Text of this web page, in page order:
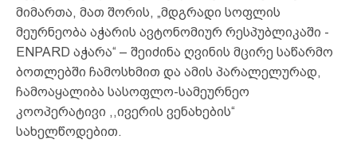
მიმართა, მათ შორის, „მდგრადი სოფლის
მეურნეობა აჭარის ავტონომიურ რესპუბლიკაში -
ENPARD აჭარა“ – შეიძინა ღვინის მცირე საწარმო
ბოთლებში ჩამოსხმით და ამის პარალელურად,
ჩამოაყალიბა სასოფლო-სამეურნეო
კოოპერატივი ,,ივერის ვენახების“
სახელწოდებით.